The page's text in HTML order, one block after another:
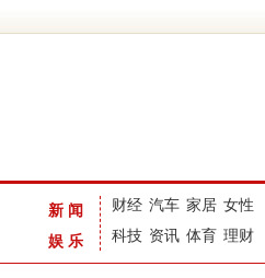
新闻
娱乐
财经 汽车 家居 女性
科技 资讯 体育 理财